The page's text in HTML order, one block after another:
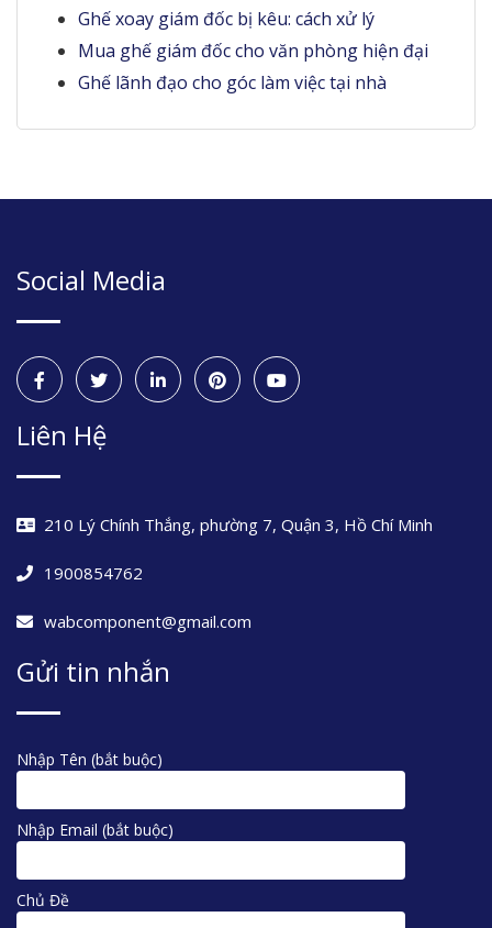
Ghế xoay giám đốc bị kêu: cách xử lý
Mua ghế giám đốc cho văn phòng hiện đại
Ghế lãnh đạo cho góc làm việc tại nhà
Social Media
Liên Hệ
210 Lý Chính Thắng, phường 7, Quận 3, Hồ Chí Minh
1900854762
wabcomponent@gmail.com
Gửi tin nhắn
Nhập Tên (bắt buộc)
Nhập Email (bắt buộc)
Chủ Đề